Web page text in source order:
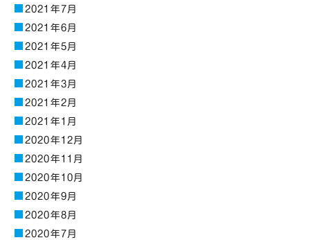
2021年7月
2021年6月
2021年5月
2021年4月
2021年3月
2021年2月
2021年1月
2020年12月
2020年11月
2020年10月
2020年9月
2020年8月
2020年7月